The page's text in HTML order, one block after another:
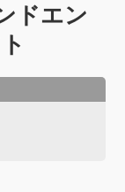
ドエン